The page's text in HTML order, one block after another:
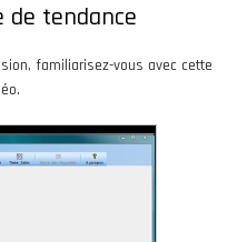
de tendance
familiarisez-vous avec cette